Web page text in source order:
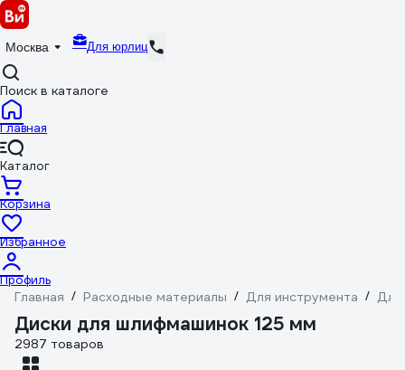
Москва Для юрлиц
Поиск в каталоге
Главная
Каталог
Корзина
Избранное
Профиль
Главная / Расходные материалы / Для инструмента / Для
Диски для шлифмашинок 125 мм
2987 товаров